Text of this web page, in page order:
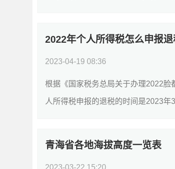
2022年个人所得税怎么申报退
2023-04-19 08:36
根据《国家税务总局关于办理2022
人所得税申报的退税的时间是2023
青海省各地海拔高度一览表
2023-03-22 15:20